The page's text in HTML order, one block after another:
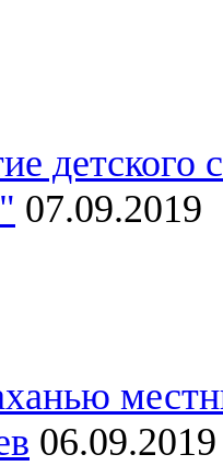
детского
07.09.2019
06.09.2019